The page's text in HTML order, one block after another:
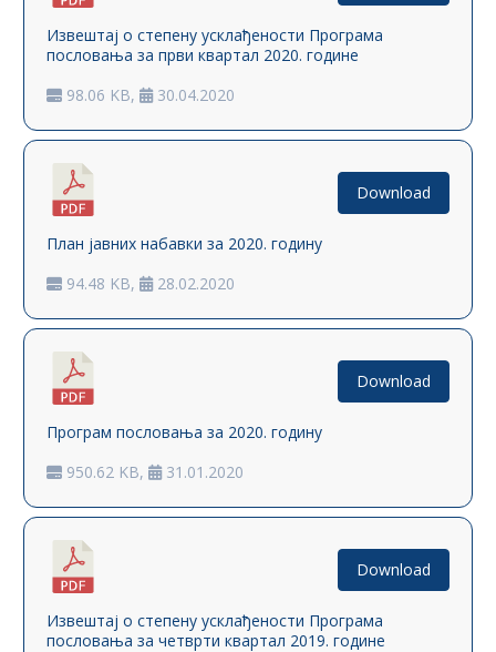
Извештај о степену усклађености Програма
пословања за први квартал 2020. године
98.06 KB,
30.04.2020
План јавних набавки за 2020. годину
94.48 KB,
28.02.2020
Download
Програм пословања за 2020. годину
950.62 KB,
31.01.2020
Download
Извештај о степену усклађености Програма
пословања за четврти квартал 2019. године
Download